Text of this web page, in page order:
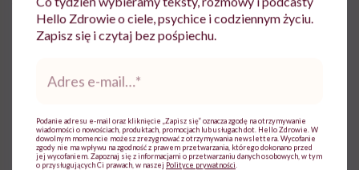
Wszystko zależy od ciebie, co wybierzesz.
Najważniejsze, żeby zacząć działać!
Ewa Wojciechowska
Hello Zdrowie o ciele, psychice i codziennym życiu.
Zapisz się i czytaj bez pośpiechu.
mail*
Podanie adresu e-mail oraz kliknięcie „Zapisz się” oznacza zgodę na otrzymywanie
wiadomości o nowościach, produktach, promocjach lub usługach dot. Hello Zdrowie. W
dowolnym momencie możesz zrezygnować z otrzymywania newslettera. Wycofanie
zgody nie ma wpływu na zgodność z prawem przetwarzania, którego dokonano przed
jej wycofaniem. Zapoznaj się z informacjami o przetwarzaniu danych osobowych, w tym
o przysługujących Ci prawach, w naszej Polityce prywatności